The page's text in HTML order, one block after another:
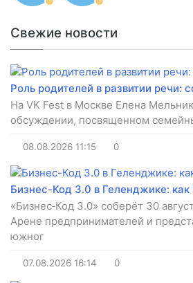
Свежие новости
Роль родителей в развитии речи:
На VK Fest в Москве Елена
обсуждении, посвященном
08.08.2026 11:15 0
Бизнес-Код 3.0 в Геленджике: как
«Бизнес‑Код 3.0» соберёт 30
Арене предпринимателей и
южног
07.08.2026 16:14 0